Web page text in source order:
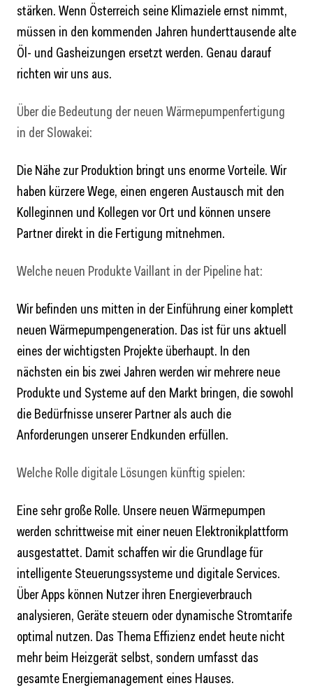
stärken. Wenn Österreich seine Klimaziele ernst nimmt,
müssen in den kommenden Jahren hunderttausende alte
Öl- und Gasheizungen ersetzt werden. Genau darauf
richten wir uns aus.
Über die Bedeutung der neuen Wärmepumpenfertigung
in der Slowakei:
Die Nähe zur Produktion bringt uns enorme Vorteile. Wir
haben kürzere Wege, einen engeren Austausch mit den
Kolleginnen und Kollegen vor Ort und können unsere
Partner direkt in die Fertigung mitnehmen.
Welche neuen Produkte Vaillant in der Pipeline hat:
Wir befinden uns mitten in der Einführung einer komplett
neuen Wärmepumpengeneration. Das ist für uns aktuell
eines der wichtigsten Projekte überhaupt. In den
nächsten ein bis zwei Jahren werden wir mehrere neue
Produkte und Systeme auf den Markt bringen, die sowohl
die Bedürfnisse unserer Partner als auch die
Anforderungen unserer Endkunden erfüllen.
Welche Rolle digitale Lösungen künftig spielen:
Eine sehr große Rolle. Unsere neuen Wärmepumpen
werden schrittweise mit einer neuen Elektronikplattform
ausgestattet. Damit schaffen wir die Grundlage für
intelligente Steuerungssysteme und digitale Services.
Über Apps können Nutzer ihren Energieverbrauch
analysieren, Geräte steuern oder dynamische Stromtarife
optimal nutzen. Das Thema Effizienz endet heute nicht
mehr beim Heizgerät selbst, sondern umfasst das
gesamte Energiemanagement eines Hauses.